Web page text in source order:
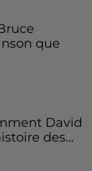
que
David
des...